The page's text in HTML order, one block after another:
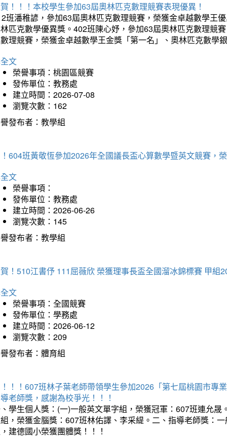
！！！本校學生參加63屆奧林匹克數理競賽表現優異！
班潘稚諺，參加63屆奧林匹克數理競賽，榮獲金卓越數學王
匹克數學優異獎。402班陳心妤，參加63屆奧林匹克數理競
理競賽，榮獲金卓越數學王金獎「第一名」、奧林匹克數學
文
榮譽事項：桃園區競賽
發佈單位：教務處
建立時間：2026-07-08
瀏覽次數：162
發布者：教學組
604班黃敬恆參加2026年全國議長盃心算數學暨英文競賽，
文
榮譽事項：
發佈單位：教務處
建立時間：2026-06-26
瀏覽次數：145
發布者：教學組
！510江書伃 111屈薇欣 榮獲理事長盃全國溜冰錦標賽 甲組
文
榮譽事項：全國競賽
發佈單位：學務處
建立時間：2026-06-12
瀏覽次數：209
發布者：體育組
！！607班林子葉老師帶領學生參加2026「第七屆桃園市專
老師獎，感謝為校爭光！！！
學生個人獎：(一)一般英文單字組，榮獲冠軍：607班連允
，榮獲金腦獎：607班林佑譯、李采緹。二、指導老師獎：
建德國小榮獲團體獎！！！